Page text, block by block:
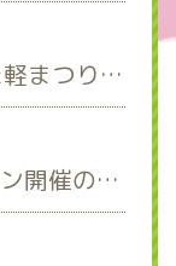
『三河ラジオフェス & とよた軽まつり』ステージスケジュール発表！
パーソナリティオーディション開催のお知らせ